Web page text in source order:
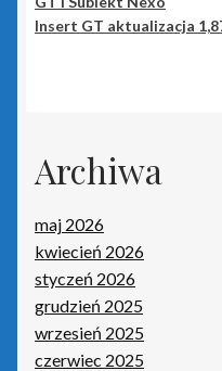
Portal Biura
Rewizor Nexo
Rewizor Nexo Pro
Sello nx
Subiekt 123
Insert GT aktualizacja
Archiwa
maj 2026
kwiecień 2026
styczeń 2026
grudzień 2025
wrzesień 2025
czerwiec 2025